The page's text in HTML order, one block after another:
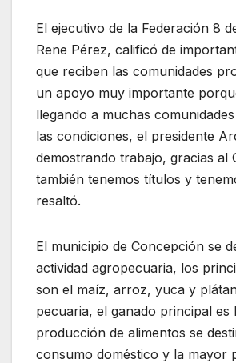
El ejecutivo de la Federación 8
Rene Pérez, calificó de
que reciben las comunidades
un apoyo muy importante
llegando a muchas
las condiciones, el presidente
demostrando trabajo, gracias al
también tenemos títulos y
resaltó.
El municipio de Concepción se
actividad agropecuaria, los
son el maíz, arroz, yuca y
pecuaria, el ganado principal es
producción de alimentos se
consumo doméstico y la mayor